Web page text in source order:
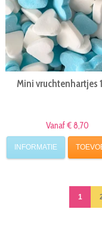
Mini vruchtenhartjes
Vanaf € 8,70
INFORMATIE
1